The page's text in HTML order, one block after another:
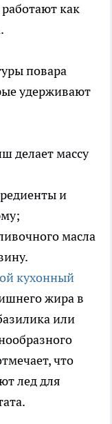
как
повара
удерживают
делает массу
и
масла
кухонный
жира в
или
что
лед для